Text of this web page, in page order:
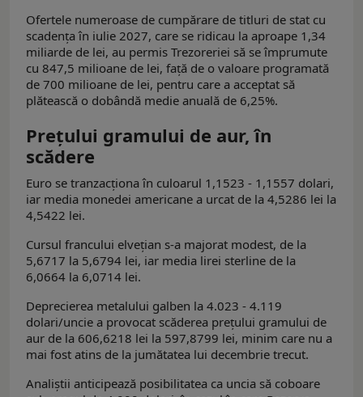
Ofertele numeroase de cumpărare de titluri de stat cu
scadența în iulie 2027, care se ridicau la aproape 1,34
miliarde de lei, au permis Trezoreriei să se împrumute
cu 847,5 milioane de lei, față de o valoare programată
de 700 milioane de lei, pentru care a acceptat să
plătească o dobândă medie anuală de 6,25%.
Prețului gramului de aur, în
scădere
Euro se tranzacționa în culoarul 1,1523 - 1,1557 dolari,
iar media monedei americane a urcat de la 4,5286 lei la
4,5422 lei.
Cursul francului elvețian s-a majorat modest, de la
5,6717 la 5,6794 lei, iar media lirei sterline de la
6,0664 la 6,0714 lei.
Deprecierea metalului galben la 4.023 - 4.119
dolari/uncie a provocat scăderea prețului gramului de
aur de la 606,6218 lei la 597,8799 lei, minim care nu a
mai fost atins de la jumătatea lui decembrie trecut.
Analiștii anticipează posibilitatea ca uncia să coboare